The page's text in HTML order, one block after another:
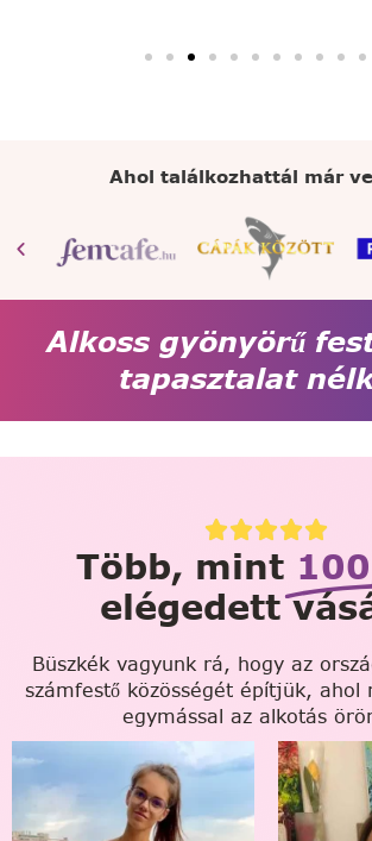
Ahol találkozhattál már
Alkoss gyönyörű
tapasztalat
Több, mint
elégedett
Büszkék vagyunk rá, hogy az
számfestő közösségét építjük, ahol
egymással az alkotás